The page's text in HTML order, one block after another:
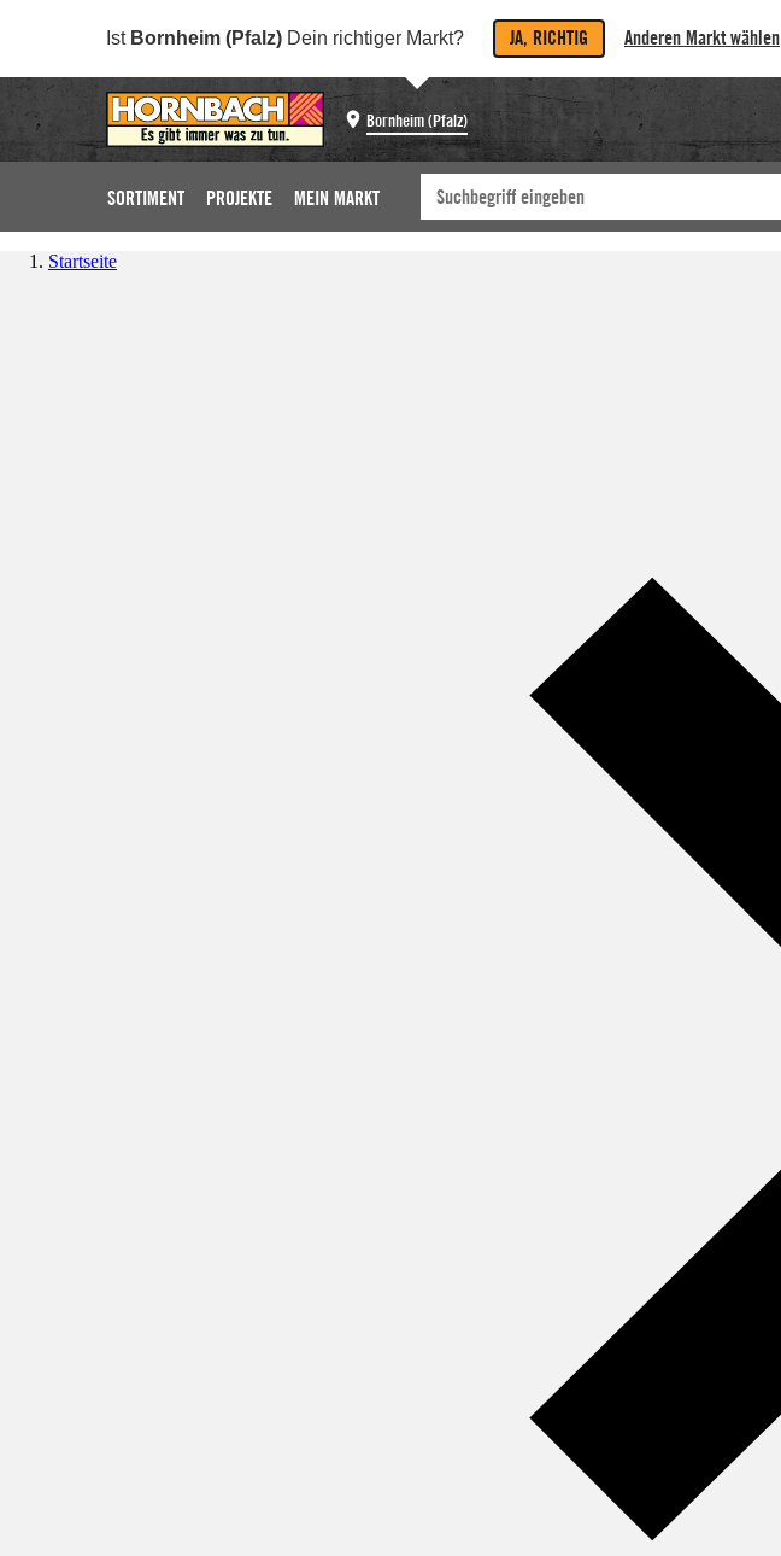
Ist Bornheim (Pfalz) Dein richtiger Markt? JA, RICHTIG Anderen Markt wählen
Bornheim (Pfalz)
SORTIMENT PROJEKTE MEIN MARKT
Startseite